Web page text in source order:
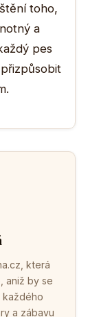
toho,
a
pes
která
aniž by se
každého
a zábavu